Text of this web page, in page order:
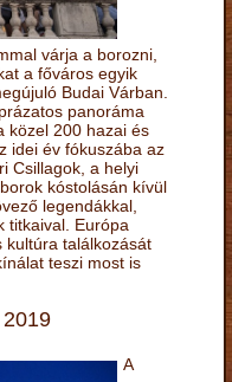
várja a borozni,
a főváros egyik
Budai Várban.
panoráma
közel 200 hazai és
idei év fókuszába az
Csillagok, a helyi
kóstolásán kívül
legendákkal,
titkaival. Európa
kultúra találkozását
teszi most is
A